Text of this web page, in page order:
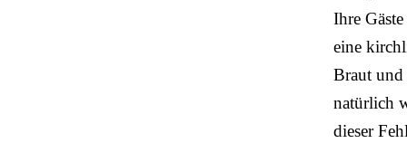
Ihre
eine
Braut und
natürlich
dieser